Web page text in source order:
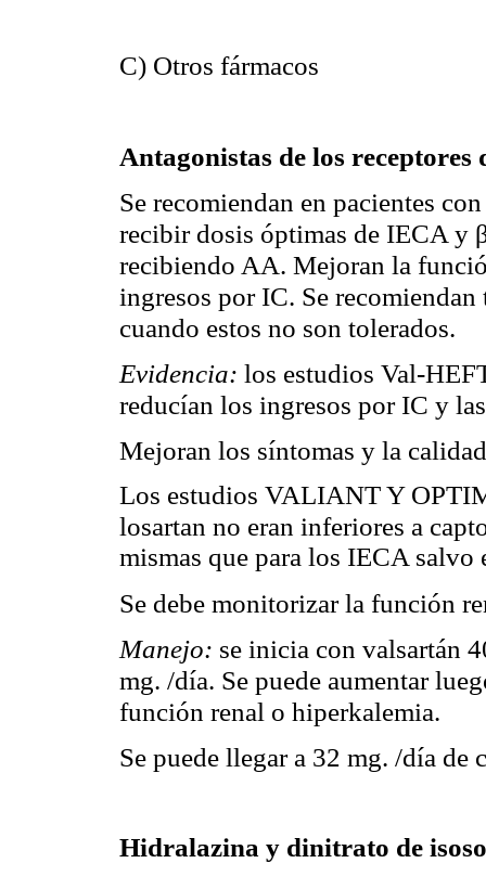
C) Otros fármacos
Antagonistas de los
Se recomiendan en pacientes
recibir dosis óptimas de IECA y
recibiendo AA. Mejoran la
ingresos por IC. Se
cuando estos no son tolerados.
Evidencia: los estudios Val-
reducían los ingresos por IC y
Mejoran los síntomas y la
Los estudios VALIANT Y
losartan no eran inferiores a
mismas que para los IECA salvo
Se debe monitorizar la función
Manejo: se inicia con valsartán
mg. /día. Se puede aumentar
función renal o hiperkalemia.
Se puede llegar a 32 mg. /día de
Hidralazina y dinitrato de